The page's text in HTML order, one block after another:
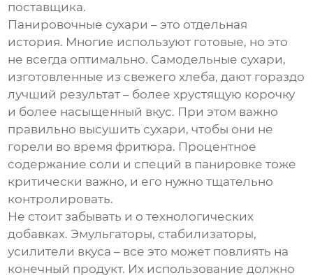
поставщика.
Панировочные сухари – это отдельная
история. Многие используют готовые, но это
не всегда оптимально. Самодельные сухари,
изготовленные из свежего хлеба, дают гораздо
лучший результат – более хрустящую корочку
и более насыщенный вкус. При этом важно
правильно высушить сухари, чтобы они не
горели во время фритюра. Процентное
содержание соли и специй в панировке тоже
критически важно, и его нужно тщательно
контролировать.
Не стоит забывать и о технологических
добавках. Эмульгаторы, стабилизаторы,
усилители вкуса – все это может повлиять на
конечный продукт. Их использование должно